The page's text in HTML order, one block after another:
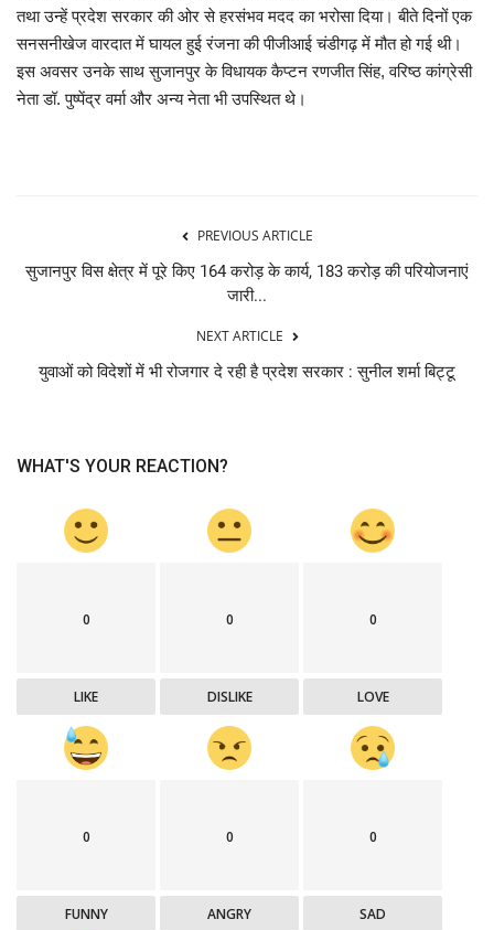
तथा उन्हें प्रदेश सरकार की ओर से हरसंभव मदद का भरोसा दिया। बीते दिनों एक
सनसनीखेज वारदात में घायल हुई रंजना की पीजीआई चंडीगढ़ में मौत हो गई थी।
इस अवसर उनके साथ सुजानपुर के विधायक कैप्टन रणजीत सिंह, वरिष्ठ कांग्रेसी
नेता डॉ. पुष्पेंद्र वर्मा और अन्य नेता भी उपस्थित थे।
PREVIOUS ARTICLE
सुजानपुर विस क्षेत्र में पूरे किए 164 करोड़ के कार्य, 183 करोड़ की परियोजनाएं
जारी...
NEXT ARTICLE
युवाओं को विदेशों में भी रोजगार दे रही है प्रदेश सरकार : सुनील शर्मा बिट्टू
WHAT'S YOUR REACTION?
0
LIKE
0
DISLIKE
0
LOVE
0
FUNNY
0
ANGRY
0
SAD